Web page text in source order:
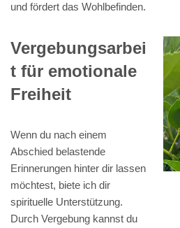
und fördert das Wohlbefinden.
Vergebungsarbei
t für emotionale
Freiheit
Wenn du nach einem
Abschied belastende
Erinnerungen hinter dir lassen
möchtest, biete ich dir
spirituelle Unterstützung.
Durch Vergebung kannst du